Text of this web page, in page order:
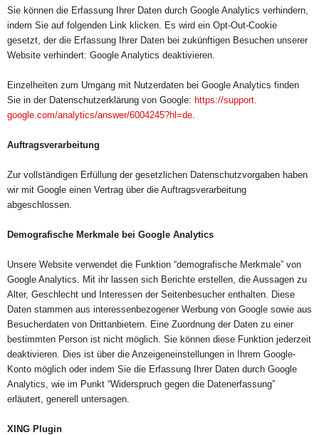
Sie können die Erfassung Ihrer Daten durch Google Analytics verhindern,
indem Sie auf folgenden Link klicken. Es wird ein Opt-Out-Cookie
gesetzt, der die Erfassung Ihrer Daten bei zukünftigen Besuchen unserer
Website verhindert: Google Analytics deaktivieren.
Einzelheiten zum Umgang mit Nutzerdaten bei Google Analytics finden
Sie in der Datenschutzerklärung von Google: https://support.
google.com/analytics/answer/6004245?hl=de.
Auftragsverarbeitung
Zur vollständigen Erfüllung der gesetzlichen Datenschutzvorgaben haben
wir mit Google einen Vertrag über die Auftragsverarbeitung
abgeschlossen.
Demografische Merkmale bei Google Analytics
Unsere Website verwendet die Funktion “demografische Merkmale” von
Google Analytics. Mit ihr lassen sich Berichte erstellen, die Aussagen zu
Alter, Geschlecht und Interessen der Seitenbesucher enthalten. Diese
Daten stammen aus interessenbezogener Werbung von Google sowie aus
Besucherdaten von Drittanbietern. Eine Zuordnung der Daten zu einer
bestimmten Person ist nicht möglich. Sie können diese Funktion jederzeit
deaktivieren. Dies ist über die Anzeigeneinstellungen in Ihrem Google-
Konto möglich oder indem Sie die Erfassung Ihrer Daten durch Google
Analytics, wie im Punkt “Widerspruch gegen die Datenerfassung”
erläutert, generell untersagen.
XING Plugin